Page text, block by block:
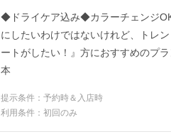
◆ドライケア込み◆カラーチェンジ
にしたいわけではないけれど、トレ
ートがしたい！』方におすすめのプ
本
提示条件：予約時＆入店時
利用条件：初回のみ